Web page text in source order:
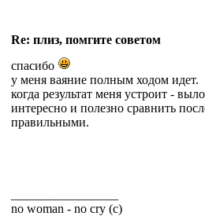
Re: плиз, помгите советом
спасибо
у меня ваяние полным ходом идет.
когда результат меня устроит -
интересно и полезно сравнить
правильными.
no woman - no cry (c)